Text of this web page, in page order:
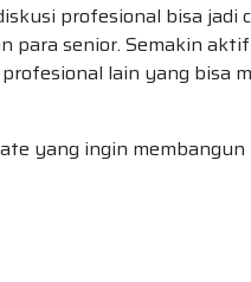
profesional bisa jadi
para senior. Semakin
lain yang bisa
yang ingin